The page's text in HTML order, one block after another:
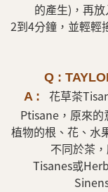
的產生)，再
2到4分鐘，並輕輕
Q :
A :
花草茶
Ptisane，原來
植物的根、花、水
不同於茶
Tisanes或